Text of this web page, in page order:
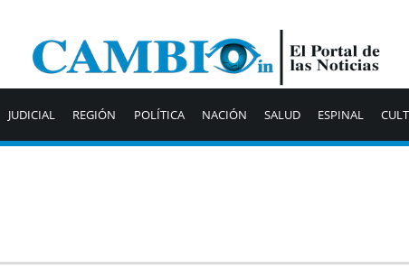
JUDICIAL REGIÓN POLÍTICA NACIÓN SALUD ESPINAL